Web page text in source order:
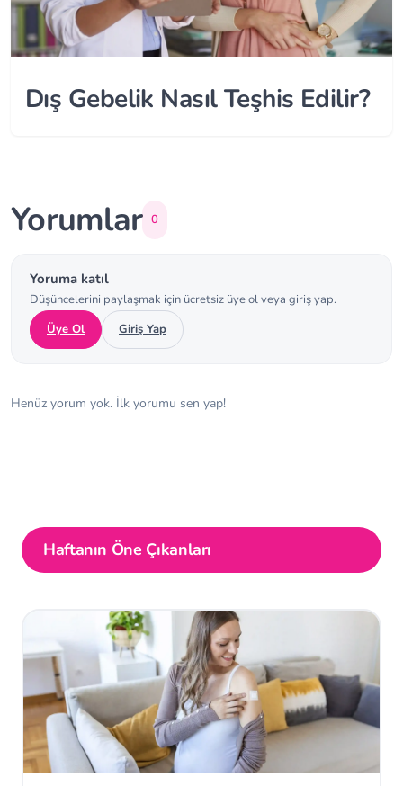
Dış Gebelik Nasıl Teşhis Edilir?
Yorumlar 0
Yoruma katıl
Düşüncelerini paylaşmak için ücretsiz üye ol veya giriş yap.
Üye Ol
Giriş Yap
Henüz yorum yok. İlk yorumu sen yap!
Haftanın Öne Çıkanları